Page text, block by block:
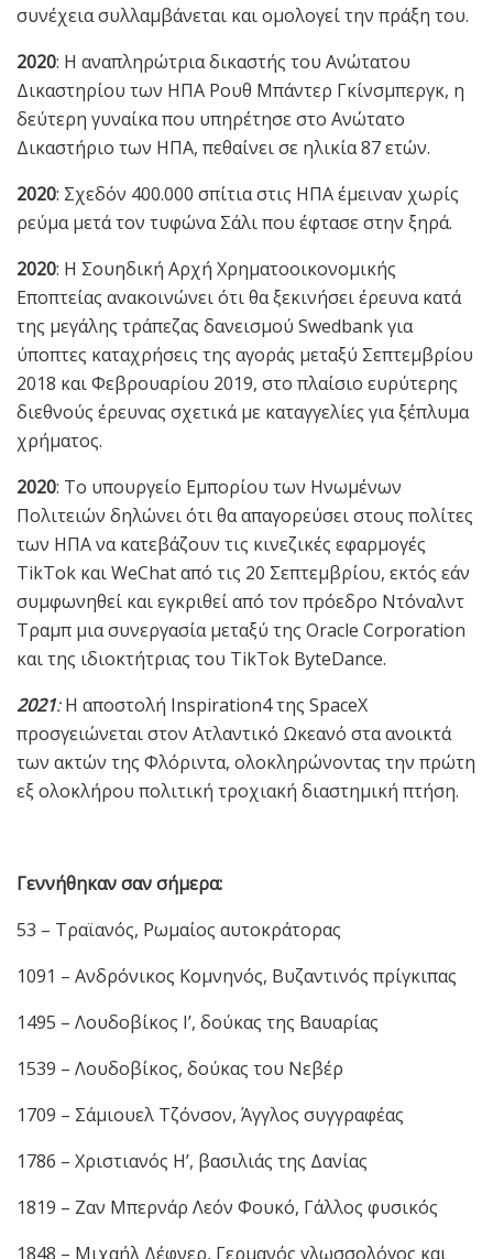
συνέχεια συλλαμβάνεται και ομολογεί την πράξη του.
2020: Η αναπληρώτρια δικαστής του Ανώτατου
Δικαστηρίου των ΗΠΑ Ρουθ Μπάντερ Γκίνσμπεργκ, η
δεύτερη γυναίκα που υπηρέτησε στο Ανώτατο
Δικαστήριο των ΗΠΑ, πεθαίνει σε ηλικία 87 ετών.
2020: Σχεδόν 400.000 σπίτια στις ΗΠΑ έμειναν χωρίς
ρεύμα μετά τον τυφώνα Σάλι που έφτασε στην ξηρά.
2020: Η Σουηδική Αρχή Χρηματοοικονομικής
Εποπτείας ανακοινώνει ότι θα ξεκινήσει έρευνα κατά
της μεγάλης τράπεζας δανεισμού Swedbank για
ύποπτες καταχρήσεις της αγοράς μεταξύ Σεπτεμβρίου
2018 και Φεβρουαρίου 2019, στο πλαίσιο ευρύτερης
διεθνούς έρευνας σχετικά με καταγγελίες για ξέπλυμα
χρήματος.
2020: Το υπουργείο Εμπορίου των Ηνωμένων
Πολιτειών δηλώνει ότι θα απαγορεύσει στους πολίτες
των ΗΠΑ να κατεβάζουν τις κινεζικές εφαρμογές
TikTok και WeChat από τις 20 Σεπτεμβρίου, εκτός εάν
συμφωνηθεί και εγκριθεί από τον πρόεδρο Ντόναλντ
Τραμπ μια συνεργασία μεταξύ της Oracle Corporation
και της ιδιοκτήτριας του TikTok ByteDance.
2021:Η αποστολή Inspiration4 της SpaceX
προσγειώνεται στον Ατλαντικό Ωκεανό στα ανοικτά
των ακτών της Φλόριντα, ολοκληρώνοντας την πρώτη
εξ ολοκλήρου πολιτική τροχιακή διαστημική πτήση.
Γεννήθηκαν σαν σήμερα:
53 – Τραϊανός, Ρωμαίος αυτοκράτορας
1091 – Ανδρόνικος Κομνηνός, Βυζαντινός πρίγκιπας
1495 – Λουδοβίκος Ι’, δούκας της Βαυαρίας
1539 – Λουδοβίκος, δούκας του Νεβέρ
1709 – Σάμιουελ Τζόνσον, Άγγλος συγγραφέας
1786 – Χριστιανός Η’, βασιλιάς της Δανίας
1819 – Ζαν Μπερνάρ Λεόν Φουκό, Γάλλος φυσικός
1848 – Μιχαήλ Δέφνερ, Γερμανός γλωσσολόγος και